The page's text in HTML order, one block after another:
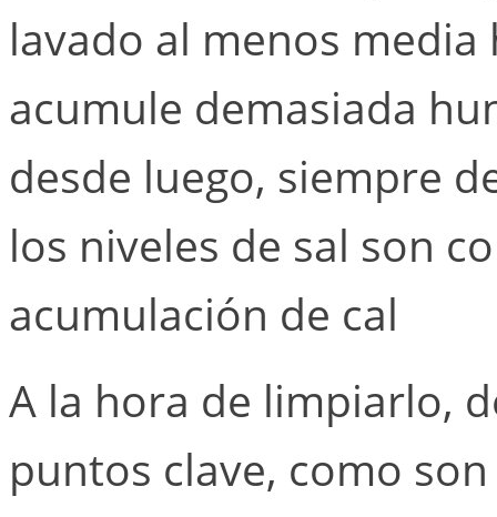
lavado al menos
acumule demasiada
desde luego, siempre
los niveles de sal son
acumulación de cal
A la hora de limpiarlo,
puntos clave, como